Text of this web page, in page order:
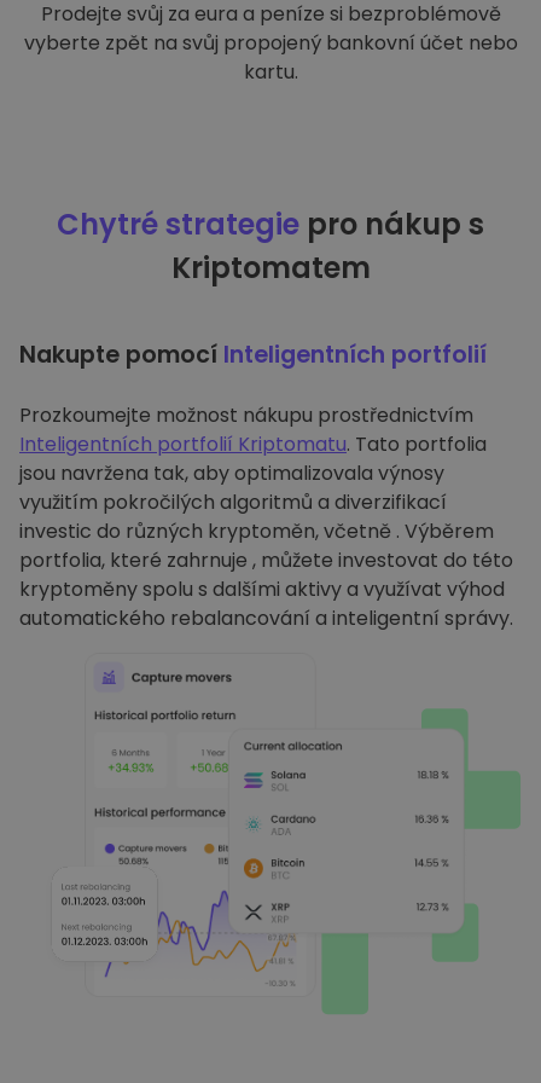
Prodejte svůj za eura a peníze si bezproblémově
vyberte zpět na svůj propojený bankovní účet nebo
kartu.
Chytré strategie pro nákup s
Kriptomatem
Nakupte pomocí Inteligentních portfolií
Prozkoumejte možnost nákupu prostřednictvím
Inteligentních portfolií Kriptomatu. Tato portfolia
jsou navržena tak, aby optimalizovala výnosy
využitím pokročilých algoritmů a diverzifikací
investic do různých kryptoměn, včetně . Výběrem
portfolia, které zahrnuje , můžete investovat do této
kryptoměny spolu s dalšími aktivy a využívat výhod
automatického rebalancování a inteligentní správy.